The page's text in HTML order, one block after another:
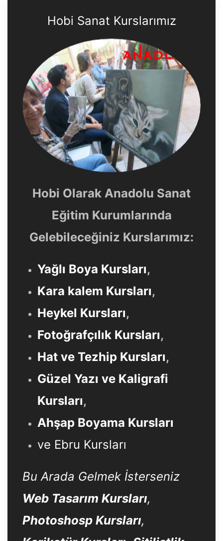
Hobi Sanat Kurslarımız
Hobi Olarak Anadolu Sanat
Eğitim Kurumlarında
Gelebileceğiniz Kurslarımız:
Yağlı Boya Kursları,
Kara kalem Kursları,
Heykel Kursları,
Fotoğrafçılık Kursları,
Hat ve Tezhip Kursları,
Güzel Yazı ve Kaligrafi
Kursları,
Ahşap Boyama Kursları
ve Ebru Kursları
Bu Arada Gelmek İsterseniz
Web Tasarım Kursları,
Photoshosp Kursları,